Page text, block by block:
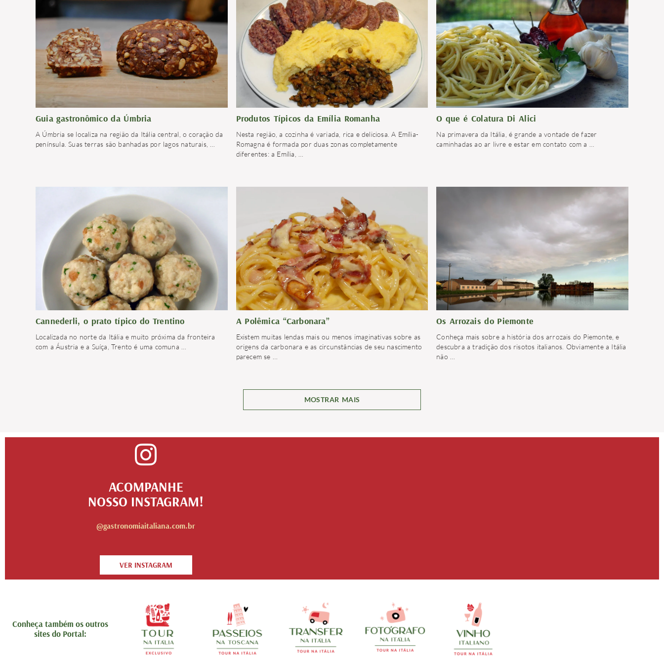
Guia gastronômico da Úmbria
A Úmbria se localiza na região da Itália central, o coração da
península. Suas terras são banhadas por lagos naturais,
Produtos Típicos da Emília Romanha
Nesta região, a cozinha é variada, rica e deliciosa. A Emília-
Romagna é formada por duas zonas completamente
diferentes: a Emília,
O que é Colatura Di Alici
Na primavera da Itália, é grande a vontade de fazer
caminhadas ao ar livre e estar em contato com a
Cannederli, o prato típico do Trentino
Localizada no norte da Itália e muito próxima da fronteira
com a Áustria e a Suíça, Trento é uma comuna
A Polêmica “Carbonara”
Existem muitas lendas mais ou menos imaginativas sobre as
origens da carbonara e as circunstâncias de seu nascimento
parecem se
Os Arrozais do Piemonte
Conheça mais sobre a história dos arrozais do Piemonte, e
descubra a tradição dos risotos italianos. Obviamente a Itália
não
MOSTRAR MAIS
ACOMPANHE
NOSSO INSTAGRAM!
@gastronomiaitaliana.com.br
VER INSTAGRAM
Conheça também os outros
sites do Portal: